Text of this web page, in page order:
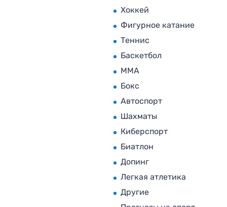
Хоккей
Фигурное катание
Теннис
Баскетбол
MMA
Бокс
Автоспорт
Шахматы
Киберспорт
Биатлон
Допинг
Легкая атлетика
Другие